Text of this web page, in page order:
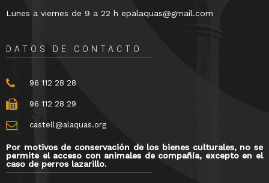
Lunes a viernes de 9 a 22 h epalaquas@gmail.com
DATOS DE CONTACTO
96 112 28 28
96 112 28 29
castell@alaquas.org
Por motivos de conservación de los bienes culturales, no se
permite el acceso con animales de compañía, excepto en el
caso de perros lazarillo.